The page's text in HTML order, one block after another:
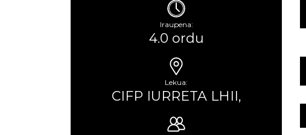
Iraupena:
4.0 ordu
Lekua:
CIFP IURRETA LHII,